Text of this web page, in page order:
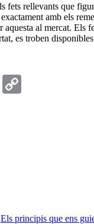
fets rellevants que
amb els
al mercat. Els
es troben
Email
Els principis que ens